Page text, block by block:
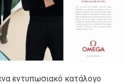
εντυπωσιακό κατάλογο